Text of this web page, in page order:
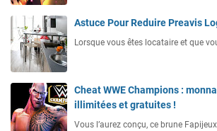
Astuce Pour Reduire Preavis
Lorsque vous êtes locataire et que
Cheat WWE Champions :
illimitées et gratuites !
Vous l’aurez conçu, ce brune